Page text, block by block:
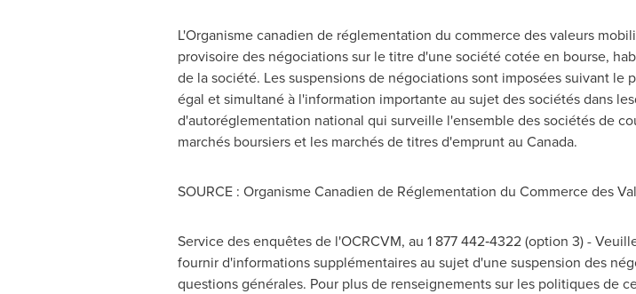
L'Organisme canadien de réglementation du commerce des valeurs
provisoire des négociations sur le titre d'une société cotée en bourse,
de la société. Les suspensions de négociations sont imposées suivant
égal et simultané à l'information importante au sujet des sociétés dans
d'autoréglementation national qui surveille l'ensemble des sociétés de
marchés boursiers et les marchés de titres d'emprunt au Canada.
SOURCE : Organisme Canadien de Réglementation du Commerce des
Service des enquêtes de l'OCRCVM, au 1 877 442‑4322 (option 3) -
fournir d'informations supplémentaires au sujet d'une suspension des
questions générales. Pour plus de renseignements sur les politiques de